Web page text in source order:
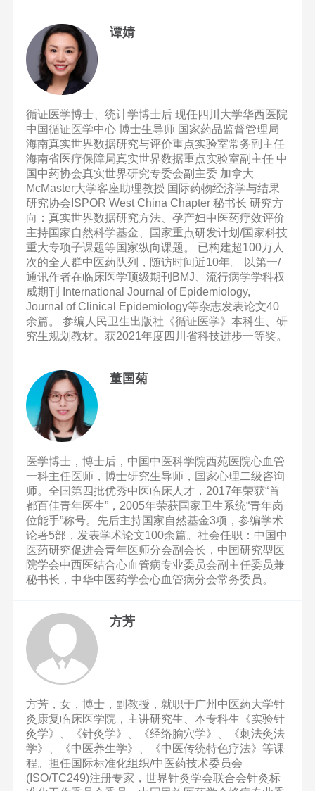
谭婧
循证医学博士、统计学博士后 现任四川大学华西医院
中国循证医学中心 博士生导师 国家药品监督管理局
海南真实世界数据研究与评价重点实验室常务副主任
海南省医疗保障局真实世界数据重点实验室副主任 中
国中药协会真实世界研究专委会副主委 加拿大
McMaster大学客座助理教授 国际药物经济学与结果
研究协会ISPOR West China Chapter 秘书长 研究方
向：真实世界数据研究方法、孕产妇中医药疗效评价
主持国家自然科学基金、国家重点研发计划/国家科技
重大专项子课题等国家纵向课题。 已构建超100万人
次的全人群中医药队列，随访时间近10年。 以第一/
通讯作者在临床医学顶级期刊BMJ、流行病学学科权
威期刊 International Journal of Epidemiology,
Journal of Clinical Epidemiology等杂志发表论文40
余篇。 参编人民卫生出版社《循证医学》本科生、研
究生规划教材。获2021年度四川省科技进步一等奖。
董国菊
医学博士，博士后，中国中医科学院西苑医院心血管
一科主任医师，博士研究生导师，国家心理二级咨询
师。全国第四批优秀中医临床人才，2017年荣获“首
都百佳青年医生”，2005年荣获国家卫生系统“青年岗
位能手”称号。先后主持国家自然基金3项，参编学术
论著5部，发表学术论文100余篇。社会任职：中国中
医药研究促进会青年医师分会副会长，中国研究型医
院学会中西医结合心血管病专业委员会副主任委员兼
秘书长，中华中医药学会心血管病分会常务委员。
方芳
方芳，女，博士，副教授，就职于广州中医药大学针
灸康复临床医学院，主讲研究生、本专科生《实验针
灸学》、《针灸学》、《经络腧穴学》、《刺法灸法
学》、《中医养生学》、《中医传统特色疗法》等课
程。担任国际标准化组织/中医药技术委员会
(ISO/TC249)注册专家，世界针灸学会联合会针灸标